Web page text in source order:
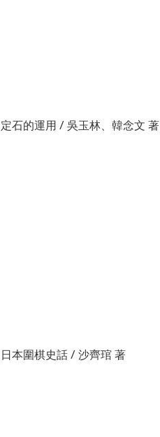
定石的運用 / 吳玉林、韓念文 著
日本圍棋史話 / 沙齊琯 著